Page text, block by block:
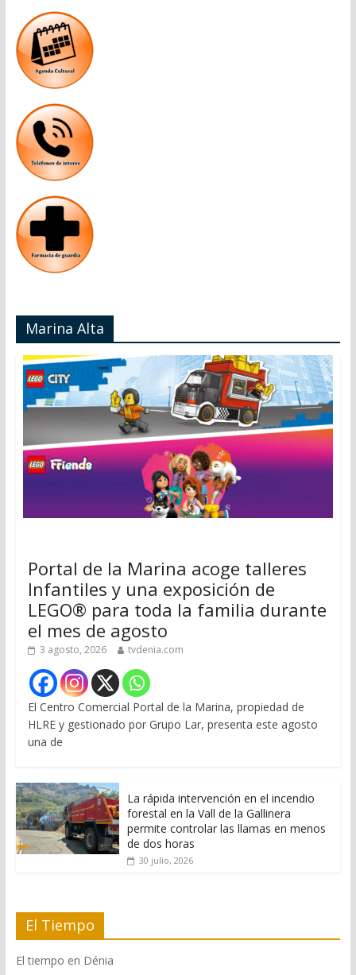
Marina Alta
Portal de la Marina acoge talleres
Infantiles y una exposición de
LEGO® para toda la familia durante
el mes de agosto
3 agosto, 2026 tvdenia.com
El Centro Comercial Portal de la Marina, propiedad de
HLRE y gestionado por Grupo Lar, presenta este agosto
una de
La rápida intervención en el incendio
forestal en la Vall de la Gallinera
permite controlar las llamas en menos
de dos horas
30 julio, 2026
El Tiempo
El tiempo en Dénia